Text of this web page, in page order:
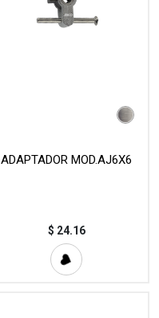
ADAPTADOR MOD.AJ6X6
$ 24.16